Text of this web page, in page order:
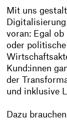
Mit uns
voran: Egal
oder
Kund:innen
der
und inklusive
Dazu